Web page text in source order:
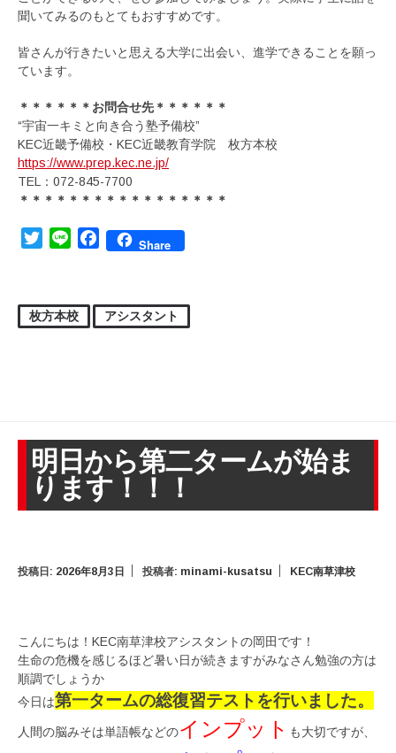
聞いてみるのもとてもおすすめです。
皆さんが行きたいと思える大学に出会い、進学できることを願っ
ています。
＊＊＊＊＊＊お問合せ先＊＊＊＊＊＊
“宇宙一キミと向き合う塾予備校”
KEC近畿予備校・KEC近畿教育学院 枚方本校
https://www.prep.kec.ne.jp/
TEL：072-845-7700
＊＊＊＊＊＊＊＊＊＊＊＊＊＊＊＊＊
TwitterLine FacebookShare
枚方本校 アシスタント
明日から第二タームが始ま
ります！！！
投稿日: 2026年8月3日 投稿者: minami-kusatsu KEC南草津校
こんにちは！KEC南草津校アシスタントの岡田です！
生命の危機を感じるほど暑い日が続きますがみなさん勉強の方は
順調でしょうか
今日は第一タームの総復習テストを行いました。
人間の脳みそは単語帳などのインプット も大切ですが、